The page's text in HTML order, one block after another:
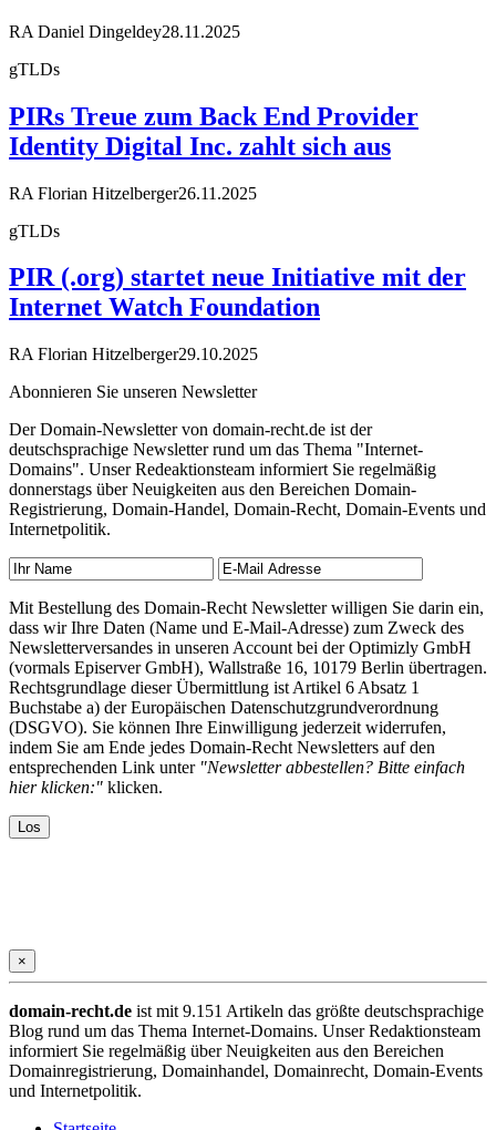
RA Daniel Dingeldey28.11.2025
gTLDs
PIRs Treue zum Back End Provider
Identity Digital Inc. zahlt sich aus
RA Florian Hitzelberger26.11.2025
gTLDs
PIR (.org) startet neue Initiative mit der
Internet Watch Foundation
RA Florian Hitzelberger29.10.2025
Abonnieren Sie unseren Newsletter
Der Domain-Newsletter von domain-recht.de ist der
deutschsprachige Newsletter rund um das Thema "Internet-
Domains". Unser Redeaktionsteam informiert Sie regelmäßig
donnerstags über Neuigkeiten aus den Bereichen Domain-
Registrierung, Domain-Handel, Domain-Recht, Domain-Events und
Internetpolitik.
Mit Bestellung des Domain-Recht Newsletter willigen Sie darin ein,
dass wir Ihre Daten (Name und E-Mail-Adresse) zum Zweck des
Newsletterversandes in unseren Account bei der Optimizly GmbH
(vormals Episerver GmbH), Wallstraße 16, 10179 Berlin übertragen.
Rechtsgrundlage dieser Übermittlung ist Artikel 6 Absatz 1
Buchstabe a) der Europäischen Datenschutzgrundverordnung
(DSGVO). Sie können Ihre Einwilligung jederzeit widerrufen,
indem Sie am Ende jedes Domain-Recht Newsletters auf den
entsprechenden Link unter "Newsletter abbestellen? Bitte einfach
hier klicken:" klicken.
×
domain-recht.de ist mit 9.151 Artikeln das größte deutschsprachige
Blog rund um das Thema Internet-Domains. Unser Redaktionsteam
informiert Sie regelmäßig über Neuigkeiten aus den Bereichen
Domainregistrierung, Domainhandel, Domainrecht, Domain-Events
und Internetpolitik.